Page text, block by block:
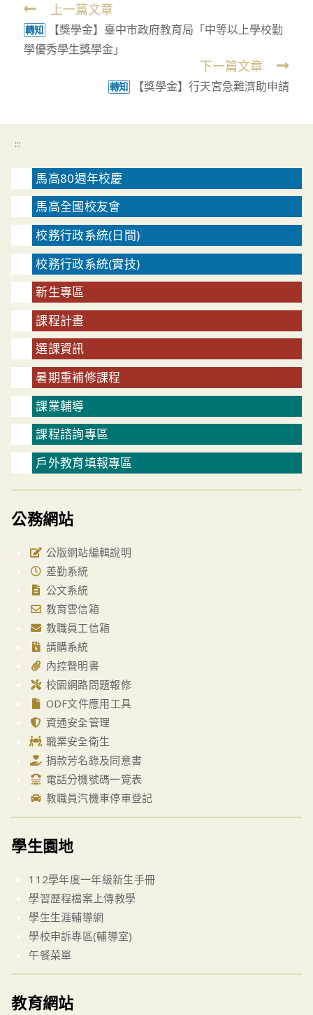
Read
more
articles
上一篇文章
轉知
【獎學金】臺中市政府教育局「中等以上學校勤
學優秀學生獎學金」
下一篇文章
轉知 【獎學金】行天宮急難濟助申請
:::
馬高80週年校慶
馬高全國校友會
校務行政系統(日間)
校務行政系統(實技)
新生專區
課程計畫
選課資訊
暑期重補修課程
課業輔導
課程諮詢專區
戶外教育填報專區
公務網站
公版網站編輯說明
差勤系統
公文系統
教育雲信箱
教職員工信箱
請購系統
內控聲明書
校園網路問題報修
ODF文件應用工具
資通安全管理
職業安全衛生
捐款芳名錄及同意書
電話分機號碼一覽表
教職員汽機車停車登記
學生園地
112學年度一年級新生手冊
學習歷程檔案上傳教學
學生生涯輔導網
學校申訴專區(輔導室)
午餐菜單
教育網站